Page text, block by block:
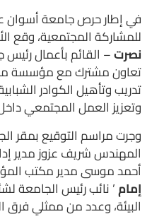
في إطار حرص جامعة أسوان
للمشاركة المجتمعية، وقع
نصرت– القائم بأعمال
تعاون مشترك مع مؤسسة
تدريب وتأهيل الكوادر
وتعزيز العمل المجتمعي
وجرت مراسم التوقيع بمقر
المهندس شريف عزوز مدير
أحمد موسى مدير مكتب
إمام’ نائب رئيس الجامعة
البيئة، وعدد من ممثلي فرق